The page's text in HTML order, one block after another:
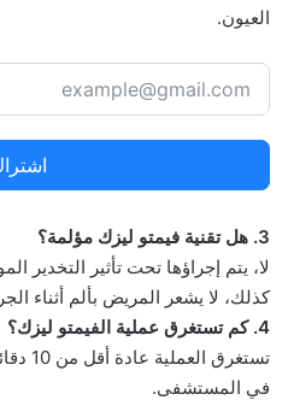
العيون.
3. هل تقنية فيمتو ليزك مؤلمة؟
لا، يتم إجراؤها تحت تأثير
كذلك، لا يشعر المريض بألم أثناء
4. كم تستغرق عملية الفيمتو ليزك؟
في المستشفى.